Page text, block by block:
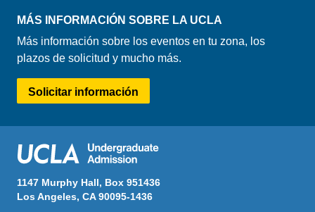
MÁS INFORMACIÓN SOBRE LA UCLA
Más información sobre los eventos en tu zona, los
plazos de solicitud y mucho más.
Solicitar información
1147 Murphy Hall, Box 951436
Los Angeles, CA 90095-1436